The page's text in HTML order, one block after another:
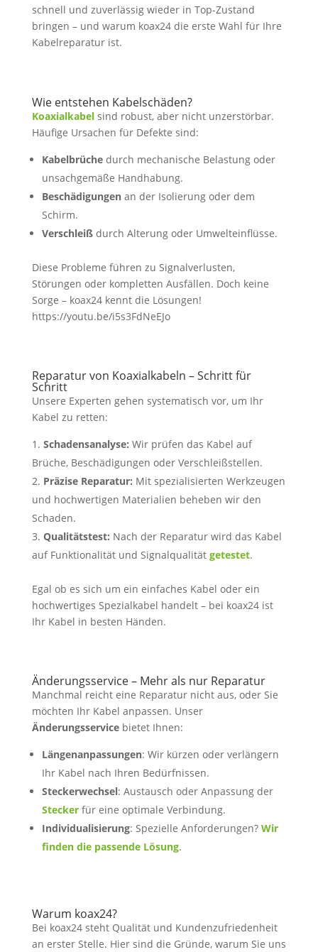
schnell und zuverlässig wieder in Top-Zustand
bringen – und warum koax24 die erste Wahl für Ihre
Kabelreparatur ist.
Wie entstehen Kabelschäden?
Koaxialkabelsind robust, aber nicht unzerstörbar.
Häufige Ursachen für Defekte sind:
Kabelbrüche durch mechanische Belastung oder
unsachgemäße Handhabung.
Beschädigungen an der Isolierung oder dem
Schirm.
Verschleiß durch Alterung oder Umwelteinflüsse.
Diese Probleme führen zu Signalverlusten,
Störungen oder kompletten Ausfällen. Doch keine
Sorge – koax24 kennt die Lösungen!
https://youtu.be/i5s3FdNeEJo
Reparatur von Koaxialkabeln – Schritt für
Schritt
Unsere Experten gehen systematisch vor, um Ihr
Kabel zu retten:
Schadensanalyse: Wir prüfen das Kabel auf
Brüche, Beschädigungen oder Verschleißstellen.
Präzise Reparatur: Mit spezialisierten Werkzeugen
und hochwertigen Materialien beheben wir den
Schaden.
Qualitätstest: Nach der Reparatur wird das Kabel
auf Funktionalität und Signalqualität getestet.
Egal ob es sich um ein einfaches Kabel oder ein
hochwertiges Spezialkabel handelt – bei koax24 ist
Ihr Kabel in besten Händen.
Änderungsservice – Mehr als nur Reparatur
Manchmal reicht eine Reparatur nicht aus, oder Sie
möchten Ihr Kabel anpassen. Unser
Änderungsservice bietet Ihnen:
Längenanpassungen: Wir kürzen oder verlängern
Ihr Kabel nach Ihren Bedürfnissen.
Steckerwechsel: Austausch oder Anpassung der
Steckerfür eine optimale Verbindung.
Individualisierung: Spezielle Anforderungen? Wir
finden die passende Lösung.
Warum koax24?
Bei koax24 steht Qualität und Kundenzufriedenheit
an erster Stelle. Hier sind die Gründe, warum Sie uns